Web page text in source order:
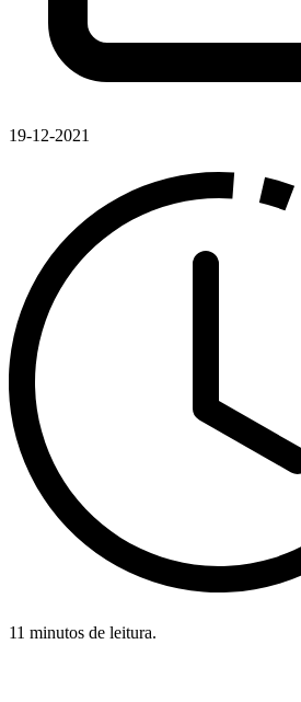
19-12-2021
11 minutos de leitura.